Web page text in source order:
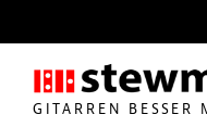
GITARREN BESSER